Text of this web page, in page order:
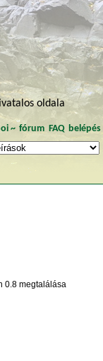
oldala
~ fórum FAQ belépés
0.8 megtalálása